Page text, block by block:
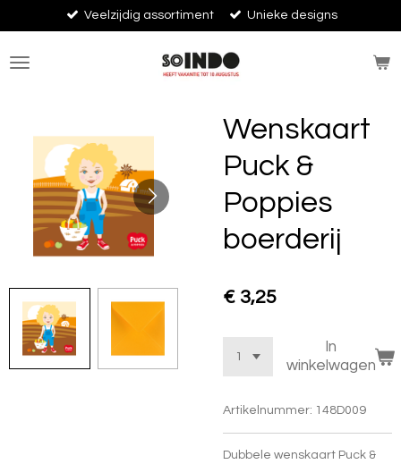
direct
naar
de
Veelzijdig assortiment Unieke designs
Wenskaart
Puck &
Poppies
boerderij
€ 3,25
In
winkelwagen
Artikelnummer: 148D009
Dubbele wenskaart Puck &